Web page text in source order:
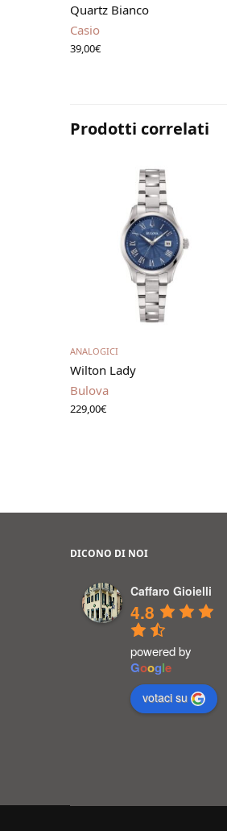
Quartz Bianco
Casio
39,00€
Prodotti correlati
Aggiungi al carrello
ANALOGICI
Wilton Lady
Bulova
229,00€
DICONO DI NOI
Caffaro Gioielli
4.8
powered by
Google
votaci su